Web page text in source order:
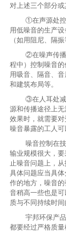
对上述三个部分或
①在声源处
用低噪音的生产
（如用阻尼、隔
②在噪声传播
程中）控制噪音
用吸音、隔音、
和建筑布局等。
③在人耳处
源和传播途径上
效果时，就需要
噪音暴露的工人可
噪音控制在
输业规模很大，
止噪音问题上，
具体问题应当具
作的地方，噪音
音稍高一些也是
质与不同持续时间
宇邦环保产
都要经过严格质